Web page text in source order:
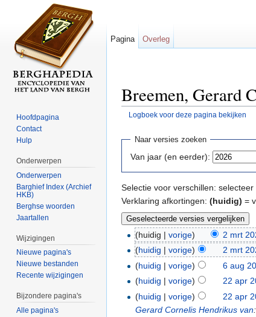
Breemen, Gerard
Logboek voor deze pagina bekijken
Naar versies zoeken
Van jaar (en eerder):
Selectie voor verschillen:
Verklaring afkortingen: (huidig) =
(huidig |vorige) 2 mrt
(huidig |vorige) 2 mrt
(huidig |vorige) 6 aug
(huidig |vorige) 22 apr
(huidig |vorige) 22 apr
Gerard Cornelis Hendrikus van
Pagina Overleg
Hoofdpagina
Contact
Hulp
Onderwerpen
Onderwerpen
Barghief Index (Archief
HKB)
Berghse woorden
Jaartallen
Wijzigingen
Nieuwe pagina's
Nieuwe bestanden
Recente wijzigingen
Bijzondere pagina's
Alle pagina's